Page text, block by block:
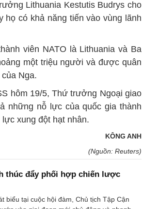
Lithuania Kestutis Budrys cho
họ có khả năng tiến vào vùng lãnh
viên NATO là Lithuania và Ba
một triệu người và được quân
Nga.
hôm 19/5, Thứ trưởng Ngoại giao
những nỗ lực của quốc gia thành
xung đột hạt nhân.
KÔNG ANH
(Nguồn: Reuters)
thúc đẩy phối hợp chiến lược
biểu tại cuộc hội đàm, Chủ tịch Tập Cận